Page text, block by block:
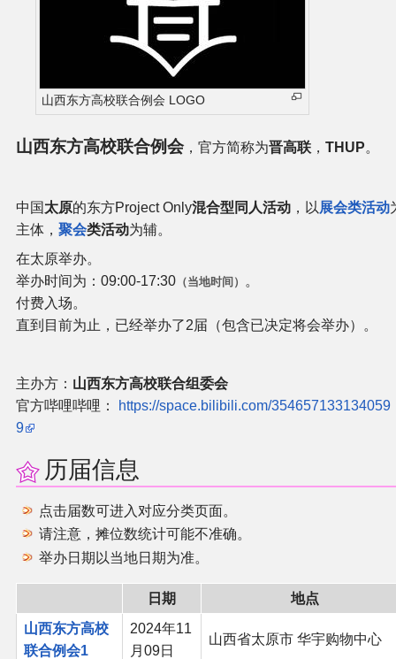
山西东方高校联合例会 LOGO
山西东方高校联合例会，官方简称为晋高联 ， THUP。
中国 太原的东方Project Only混合型同人活动 ，以 展会类活动
主体， 聚会类活动为辅。
在太原举办。
举办时间为：09:00-17:30 （当地时间）
。
付费入场。
直到目前为止，已经举办了2届（包含已决定将会举办）。
主办方： 山西东方高校联合组委会
官方哔哩哔哩：
https://space.bilibili.com/354657133134059
9
历届信息
点击届数可进入对应分类页面。
请注意，摊位数统计可能不准确。
举办日期以当地日期为准。
日期
地点
山西东方高校
联合例会1
2024年11
月09日
山西省太原市 华宇购物中心
二次创作与活动
展会及活动导航
展会作品列表
商业二次创作
同人二次创作
同人志分类
同人角色列表
同人视频列表
其他形式同人